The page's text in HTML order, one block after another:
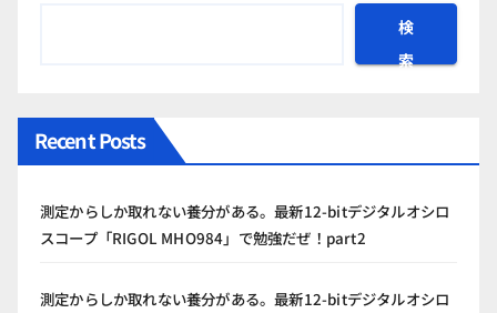
検
索
Recent Posts
測定からしか取れない養分がある。最新12-bitデジタルオシロ
スコープ「RIGOL MHO984」で勉強だぜ！part2
測定からしか取れない養分がある。最新12-bitデジタルオシロ